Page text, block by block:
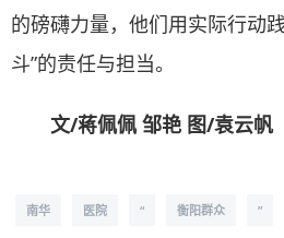
的磅礴力量，他们用实际行动
斗”的责任与担当。
文/蒋佩佩 邹艳 图/袁云帆
南华 医院 “ 衡阳群众 ”